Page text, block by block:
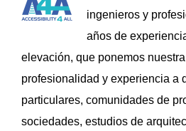
ingenieros y
años de
elevación, que ponemos
profesionalidad y experiencia a
particulares, comunidades de
sociedades, estudios de